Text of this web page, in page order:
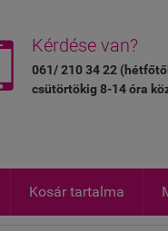
Kérdése van?
061/ 210 34 22
csütörtökig 8-14 óra
Kosár tartalma